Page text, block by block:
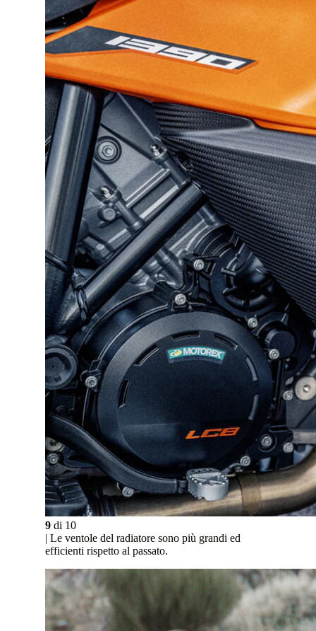
9 di 10
| Le ventole del radiatore sono più grandi ed
efficienti rispetto al passato.